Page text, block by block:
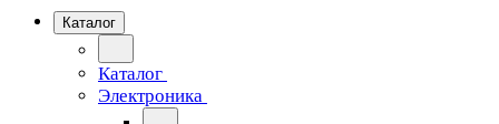
Каталог
Каталог
Электроника